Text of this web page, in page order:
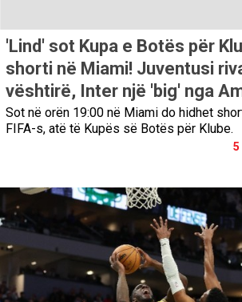
'Lind' sot Kupa e Botës për
shorti në Miami! Juventusi
vështirë, Inter një 'big' nga
Sot në orën 19:00 në Miami do hidhet
FIFA-s, atë të Kupës së Botës për Klube.
5